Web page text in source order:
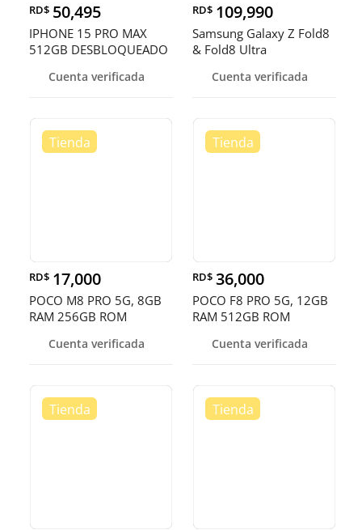
RD$ 50,495
IPHONE 15 PRO MAX
512GB DESBLOQUEADO
Cuenta verificada
RD$ 109,990
Samsung Galaxy Z Fold8
& Fold8 Ultra
Cuenta verificada
RD$ 17,000
POCO M8 PRO 5G, 8GB
RAM 256GB ROM
Cuenta verificada
RD$ 36,000
POCO F8 PRO 5G, 12GB
RAM 512GB ROM
Cuenta verificada